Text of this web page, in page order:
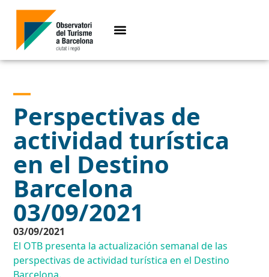
Perspectivas de
actividad turística
en el Destino
Barcelona
03/09/2021
03/09/2021
El OTB presenta la actualización semanal de las
perspectivas de actividad turística en el Destino